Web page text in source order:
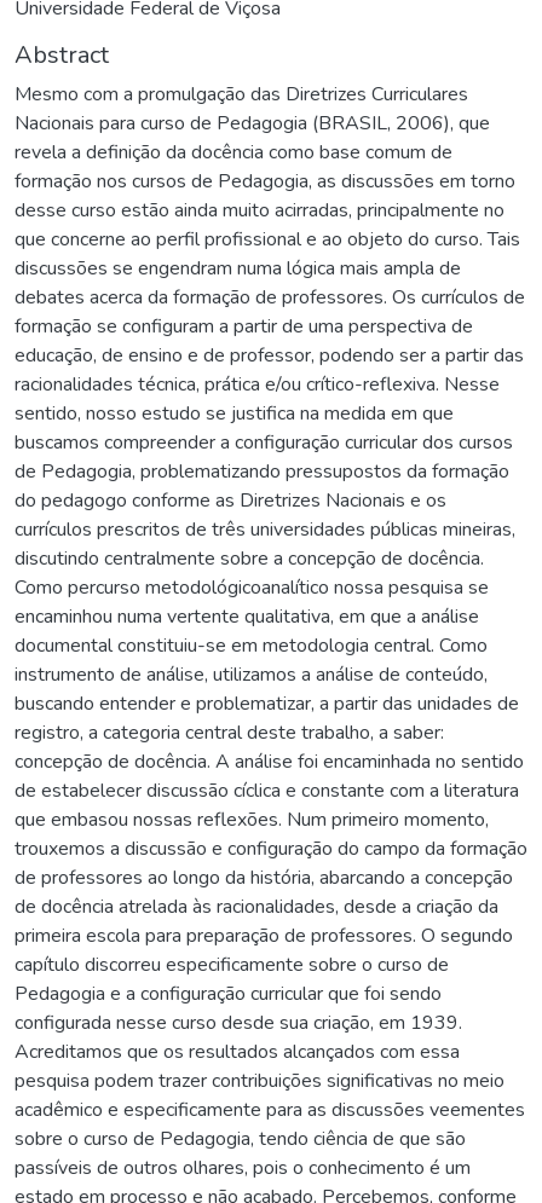
Universidade Federal de Viçosa
Abstract
Mesmo com a promulgação das Diretrizes Curriculares
Nacionais para curso de Pedagogia (BRASIL, 2006), que
revela a definição da docência como base comum de
formação nos cursos de Pedagogia, as discussões em torno
desse curso estão ainda muito acirradas, principalmente no
que concerne ao perfil profissional e ao objeto do curso. Tais
discussões se engendram numa lógica mais ampla de
debates acerca da formação de professores. Os currículos de
formação se configuram a partir de uma perspectiva de
educação, de ensino e de professor, podendo ser a partir das
racionalidades técnica, prática e/ou crítico-reflexiva. Nesse
sentido, nosso estudo se justifica na medida em que
buscamos compreender a configuração curricular dos cursos
de Pedagogia, problematizando pressupostos da formação
do pedagogo conforme as Diretrizes Nacionais e os
currículos prescritos de três universidades públicas mineiras,
discutindo centralmente sobre a concepção de docência.
Como percurso metodológicoanalítico nossa pesquisa se
encaminhou numa vertente qualitativa, em que a análise
documental constituiu-se em metodologia central. Como
instrumento de análise, utilizamos a análise de conteúdo,
buscando entender e problematizar, a partir das unidades de
registro, a categoria central deste trabalho, a saber:
concepção de docência. A análise foi encaminhada no sentido
de estabelecer discussão cíclica e constante com a literatura
que embasou nossas reflexões. Num primeiro momento,
trouxemos a discussão e configuração do campo da formação
de professores ao longo da história, abarcando a concepção
de docência atrelada às racionalidades, desde a criação da
primeira escola para preparação de professores. O segundo
capítulo discorreu especificamente sobre o curso de
Pedagogia e a configuração curricular que foi sendo
configurada nesse curso desde sua criação, em 1939.
Acreditamos que os resultados alcançados com essa
pesquisa podem trazer contribuições significativas no meio
acadêmico e especificamente para as discussões veementes
sobre o curso de Pedagogia, tendo ciência de que são
passíveis de outros olhares, pois o conhecimento é um
estado em processo e não acabado. Percebemos, conforme